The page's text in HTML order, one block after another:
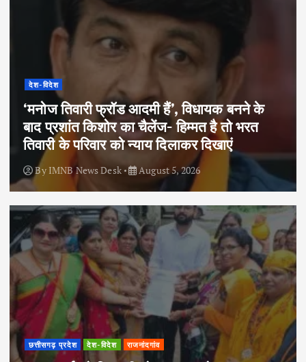
देश-विदेश
‘मनोज तिवारी फ्रॉड आदमी हैं’, विधायक बनने के
बाद प्रशांत किशोर का चैलेंज- हिम्मत है तो भरत
तिवारी के परिवार को न्याय दिलाकर दिखाएं
By IMNB News Desk August 5, 2026
छत्तीसगढ़ प्रदेश देश-विदेश राजनांदगांव